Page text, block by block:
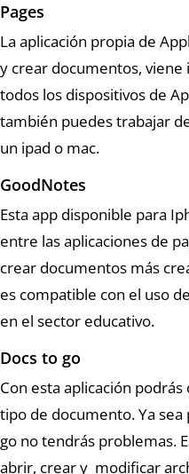
Pages
La aplicación propia de
y crear documentos,
todos los dispositivos de
también puedes trabajar
un ipad o mac.
GoodNotes
Esta app disponible para
entre las aplicaciones de
crear documentos más
es compatible con el uso
en el sector educativo.
Docs to go
Con esta aplicación
tipo de documento. Ya
go no tendrás problemas.
abrir, crear y modificar